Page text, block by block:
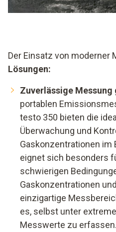
Der Einsatz von moderner
Lösungen:
Zuverlässige Messung
portablen
testo 350 bieten die
Überwachung und
Gaskonzentrationen im
eignet sich besonders
schwierigen
Gaskonzentrationen
einzigartige
es, selbst unter
Messwerte zu